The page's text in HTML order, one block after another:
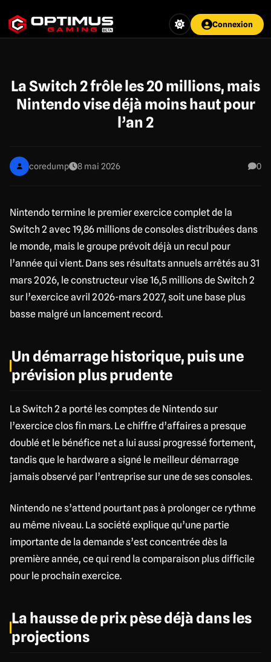
au
contenu
Connexion
La Switch 2 frôle les 20 millions, mais
Nintendo vise déjà moins haut pour
l’an 2
coredump 8 mai 2026 0
Nintendo termine le premier exercice complet de la
Switch 2 avec 19,86 millions de consoles distribuées dans
le monde, mais le groupe prévoit déjà un recul pour
l’année qui vient. Dans ses résultats annuels arrêtés au 31
mars 2026, le constructeur vise 16,5 millions de Switch 2
sur l’exercice avril 2026-mars 2027, soit une base plus
basse malgré un lancement record.
Un démarrage historique, puis une
prévision plus prudente
La Switch 2 a porté les comptes de Nintendo sur
l’exercice clos fin mars. Le chiffre d’affaires a presque
doublé et le bénéfice net a lui aussi progressé fortement,
tandis que le hardware a signé le meilleur démarrage
jamais observé par l’entreprise sur une de ses consoles.
Nintendo ne s’attend pourtant pas à prolonger ce rythme
au même niveau. La société explique qu’une partie
importante de la demande s’est concentrée dès la
première année, ce qui rend la comparaison plus difficile
pour le prochain exercice.
La hausse de prix pèse déjà dans les
projections